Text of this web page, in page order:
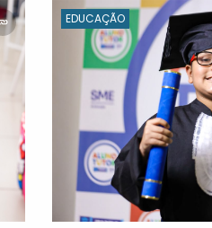
EDUCAÇÃO